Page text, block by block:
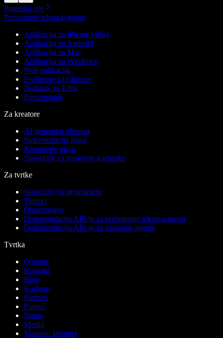
Pogledaj sve
Pretvaranje teksta u govor
Aplikacija za iPhone i iPad
Aplikacija za Android
Aplikacija za Mac
Aplikacija za Windows
Web aplikacija
Proširenje za Chrome
Dodatak za Edge
Preuzimanje
Za kreatore
AI generator glasova
Sinkronizacija glasa
Kloniranje glasa
Speechify za poslovne korisnike
Za tvrtke
Speechify za programere
Timovi
Obrazovanje
Dokumentacija API-ja za pretvaranje teksta u govor
Dokumentacija API-ja za glasovne agente
Tvrtka
O nama
Kontakt
Blog
Karijere
Partneri
Pomoć
Status
Mediji
Vizualni identitet